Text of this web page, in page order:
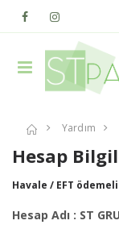
Yardım
Hesap
Havale / EFT
Hesap Adı : ST